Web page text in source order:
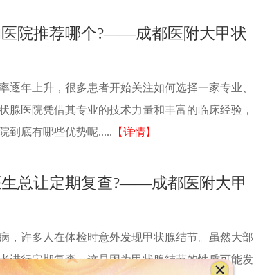
院推荐哪个?——成都医附大甲状
逐年上升，很多患者开始关注如何选择一家专业、
腺医院凭借其专业的技术力量和丰富的临床经验，
到底有哪些优势呢..... 【详情】
总让定期复查?——成都医附大甲
，许多人在体检时意外发现甲状腺结节。虽然大部
进行定期复查。这是因为甲状腺结节的性质可能发